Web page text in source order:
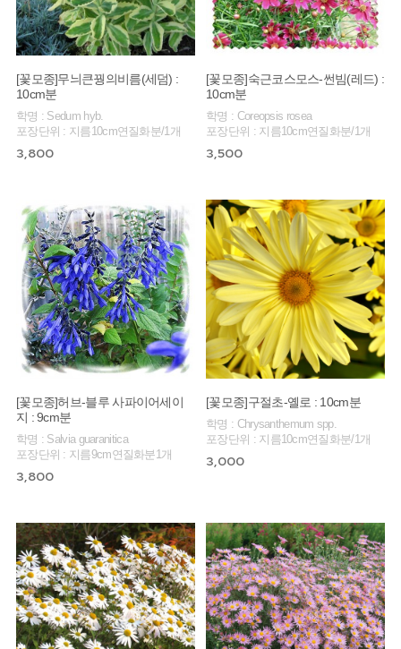
[꽃모종]무늬큰꿩의비름(세덤) :
10cm분
학명 : Sedum hyb.
포장단위 : 지름10cm연질화분/1개
3,800
[꽃모종]숙근코스모스-썬빔(레드) :
10cm분
학명 : Coreopsis rosea
포장단위 : 지름10cm연질화분/1개
3,500
[꽃모종]허브-블루 사파이어세이
지 : 9cm분
학명 : Salvia guaranitica
포장단위 : 지름9cm연질화분1개
3,800
[꽃모종]구절초-옐로 : 10cm분
학명 : Chrysanthemum spp.
포장단위 : 지름10cm연질화분/1개
3,000